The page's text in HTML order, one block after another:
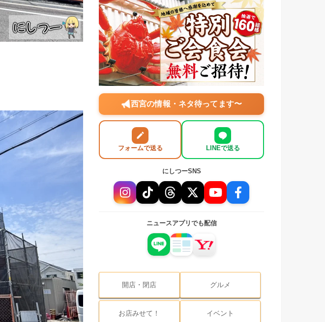
西宮の情報・ネタ待ってます〜
フォームで送る LINEで送る
にしつーSNS
ニュースアプリでも配信
開店・閉店 グルメ
お店みせて！ イベント